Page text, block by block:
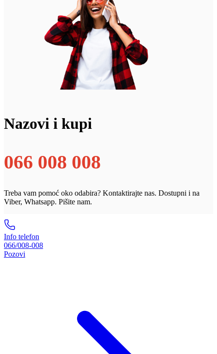
Nazovi i kupi
066 008 008
Treba vam pomoć oko odabira? Kontaktirajte nas. Dostupni i na
Viber, Whatsapp. Pišite nam.
Info telefon
066/008-008
Pozovi